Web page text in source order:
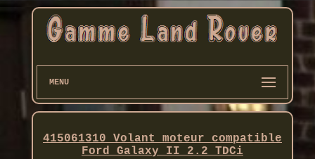
MENU
415061310 Volant moteur compatible
Ford Galaxy II 2.2 TDCi